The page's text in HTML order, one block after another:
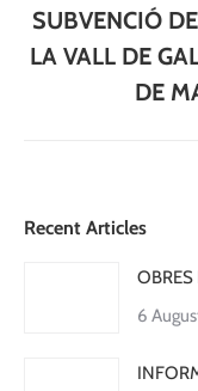
SUBVENCIÓ
LA VALL DE
DE
Recent Articles
OBRES
6